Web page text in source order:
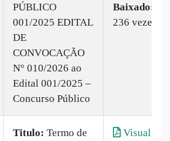
PÚBLICO
001/2025 EDITAL
DE
CONVOCAÇÃO
N° 010/2026 ao
Edital 001/2025 –
Concurso Público
Baixado:
236 vezes
Titulo: Termo de
Visualizar